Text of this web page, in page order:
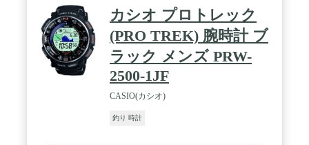
ゲーション機能
カシオ プロトレック
(PRO TREK) 腕時計 ブ
ラック メンズ PRW-
2500-1JF
CASIO(カシオ)
釣り 時計